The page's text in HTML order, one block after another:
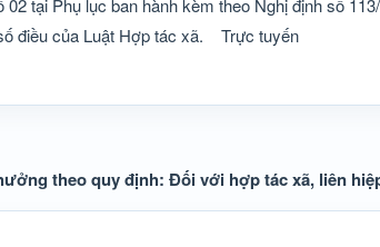
tại Phụ lục ban hành kèm theo Nghị định số
điều của Luật Hợp tác xã.
Trực tuyến
theo quy định: Đối với hợp tác xã, liên